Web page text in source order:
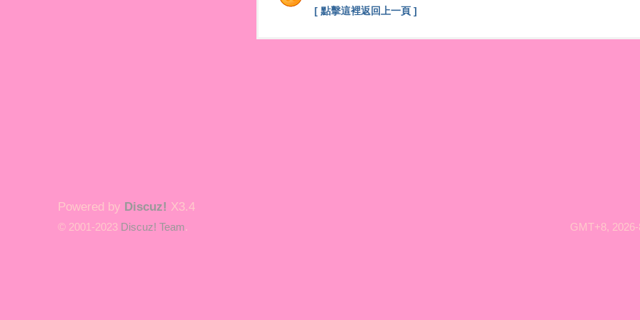
[ 點擊這裡返回上一頁 ]
GMT+8,
Powered by Discuz! X3.4
© 2001-2023 Discuz! Team.